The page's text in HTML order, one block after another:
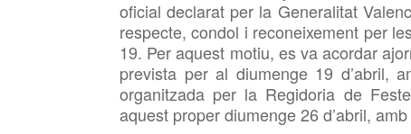
oficial declarat per la Generalitat
respecte, condol i reconeixement per
19. Per aquest motiu, es va acordar
prevista per al diumenge 19 d’abril,
organitzada per la Regidoria de
aquest proper diumenge 26 d’abril,